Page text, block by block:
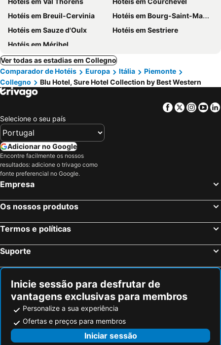
Hotéis em Breuil-Cervinia
Hotéis em Bourg-Saint-Maurice
Hotéis em Sauze d'Oulx
Hotéis em Sestriere
Hotéis em Méribel
Ver todas as estadias em Collegno
Comparador de Hotéis
Europa Itália
Piemonte
Collegno
Blu Hotel, Sure Hotel Collection by Best Western
Facebook
Twitter
Selecione o seu país
Adicionar no Google
Encontre facilmente os nossos
resultados: adicione o trivago como
fonte preferencial no Google.
Empresa
Os nossos produtos
Termos e políticas
Suporte
Inicie sessão para desfrutar de
vantagens exclusivas para membros
Personalize a sua experiência
Ofertas e preços para membros
Iniciar sessão